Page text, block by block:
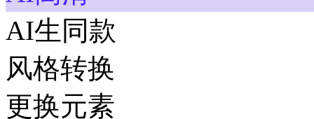
AI生同款
风格转换
更换元素